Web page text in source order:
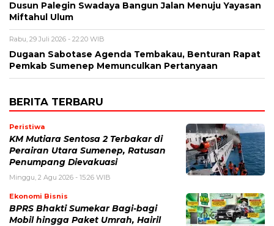
Dusun Palegin Swadaya Bangun Jalan Menuju Yayasan
Miftahul Ulum
Rabu, 29 Juli 2026 - 22:20 WIB
Dugaan Sabotase Agenda Tembakau, Benturan Rapat
Pemkab Sumenep Memunculkan Pertanyaan
BERITA TERBARU
Peristiwa
KM Mutiara Sentosa 2 Terbakar di
Perairan Utara Sumenep, Ratusan
Penumpang Dievakuasi
Minggu, 2 Agu 2026 - 15:26 WIB
Ekonomi Bisnis
BPRS Bhakti Sumekar Bagi-bagi
Mobil hingga Paket Umrah, Hairil